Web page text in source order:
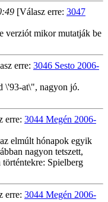
[Válasz erre: 3047
verziót mikor mutatják be
erre: 3046 Sesto 2006-
\'93-at\", nagyon jó.
erre: 3044 Megén 2006-
elmúlt hónapok egyik
nagyon tetszett,
történtekre: Spielberg
erre: 3044 Megén 2006-